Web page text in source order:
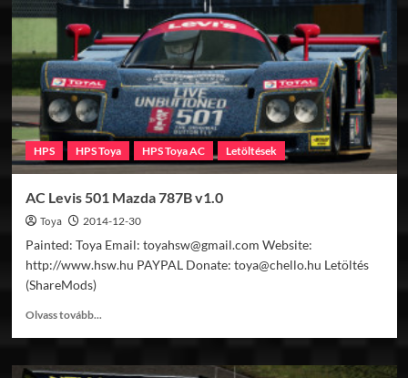
787B
v1.0
HPS HPS Toya HPS Toya AC Letöltések
AC Levis 501 Mazda 787B v1.0
Toya 2014-12-30
Painted: Toya Email: toyahsw@gmail.com Website:
http://www.hsw.hu PAYPAL Donate: toya@chello.hu Letöltés
(ShareMods)
Olvass tovább...
AC